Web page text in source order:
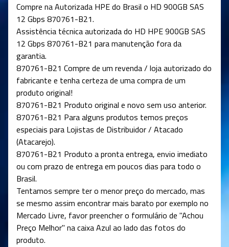
Compre na Autorizada HPE do Brasil o HD 900GB SAS
12 Gbps 870761-B21.
Assistência técnica autorizada do HD HPE 900GB SAS
12 Gbps 870761-B21 para manutenção fora da
garantia.
870761-B21 Compre de um revenda / loja autorizado do
fabricante e tenha certeza de uma compra de um
produto original!
870761-B21 Produto original e novo sem uso anterior.
870761-B21 Para alguns produtos temos preços
especiais para Lojistas de Distribuidor / Atacado
(Atacarejo).
870761-B21 Produto a pronta entrega, envio imediato
ou com prazo de entrega em poucos dias para todo o
Brasil.
Tentamos sempre ter o menor preço do mercado, mas
se mesmo assim encontrar mais barato por exemplo no
Mercado Livre, favor preencher o formulário de "Achou
Preço Melhor" na caixa Azul ao lado das fotos do
produto.